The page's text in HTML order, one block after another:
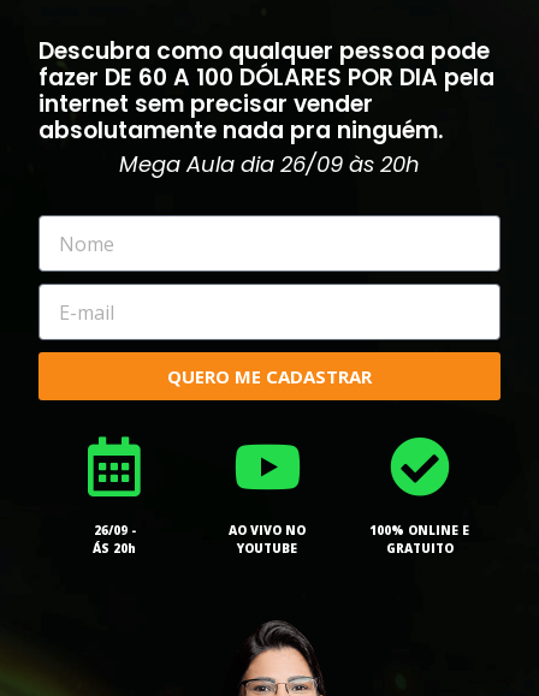
Descubra como qualquer pessoa pode
fazer DE 60 A 100 DÓLARES POR DIA pela
internet sem precisar vender
absolutamente nada pra ninguém.
Mega Aula dia 26/09 às 20h
QUERO ME CADASTRAR
26/09 -
ÁS 20h
AO VIVO NO
YOUTUBE
100% ONLINE E
GRATUITO